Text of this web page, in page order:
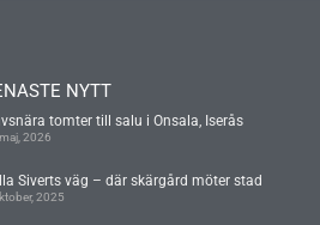
NYTT
tomter till salu i Onsala, Iserås
2026
Siverts väg – där skärgård möter stad
2025